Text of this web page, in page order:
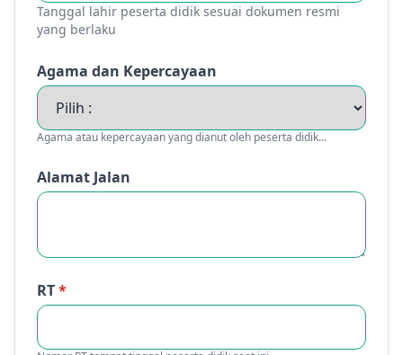
Tanggal lahir peserta didik sesuai dokumen resmi
yang berlaku
Agama dan Kepercayaan
Agama atau kepercayaan yang dianut oleh peserta didik...
Alamat Jalan
RT*